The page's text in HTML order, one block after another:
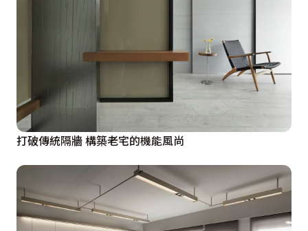
打破傳統隔牆 構築老宅的機能風尚